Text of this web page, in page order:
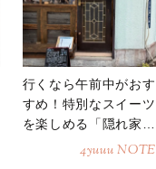
行くなら午前中がおす
すめ！特別なスイーツ
を楽しめる「隠れ家カ
4yuuu NOTE